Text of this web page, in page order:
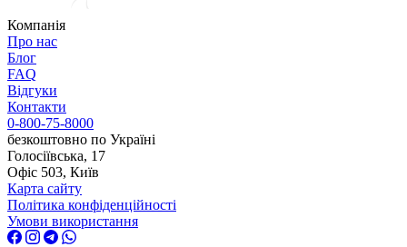
Компанія
Про нас
Блог
FAQ
Відгуки
Контакти
0-800-75-8000
безкоштовно по Україні
Голосіївська, 17
Офіс 503, Київ
Карта сайту
Політика конфіденційності
Умови використання